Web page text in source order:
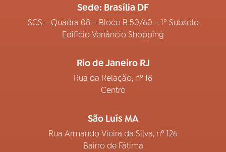
Sede: Brasília DF
SCS – Quadra 08 – Bloco B 50/60 – 1º Subsolo
Edifício Venâncio Shopping
Rio de Janeiro RJ
Rua da Relação, nº 18
Centro
São Luís MA
Rua Armando Vieira da Silva, nº 126
Bairro de Fátima